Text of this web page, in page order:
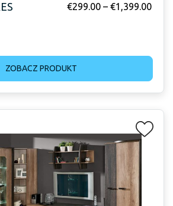
€299.00 – €1,399.00
ZOBACZ PRODUKT